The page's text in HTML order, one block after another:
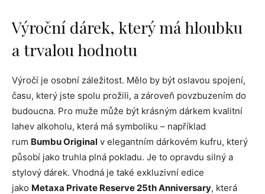
Výroční dárek, který má hloubku
a trvalou hodnotu
Výročí je osobní záležitost. Mělo by být oslavou spojení,
času, který jste spolu prožili, a zároveň povzbuzením do
budoucna. Pro muže může být krásným dárkem kvalitní
lahev alkoholu, která má symboliku – například
rum Bumbu Original v elegantním dárkovém kufru, který
působí jako truhla plná pokladu. Je to opravdu silný a
stylový dárek. Vhodná je také exkluzivní edice
jako Metaxa Private Reserve 25th Anniversary, která